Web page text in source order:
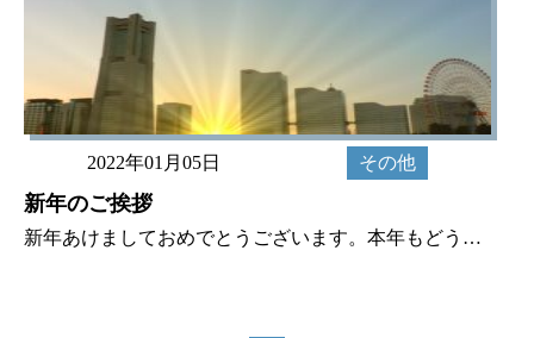
2022年01月05日 その他
新年のご挨拶
新年あけましておめでとうございます。本年もどうぞよろしくお願いいたします。 本日より気持ちも新たに業務に取り組んで参ります。来週には年明け一発目のサイトリリースが控えています。何事もなく無事にリリースできることを期待して